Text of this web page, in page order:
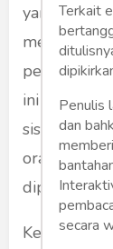
yang tidak
mereka
penjilat
ini telah
sistem
orang yang
diperlukan.
Ketiga,
Terkait
Penulis
dan
secara